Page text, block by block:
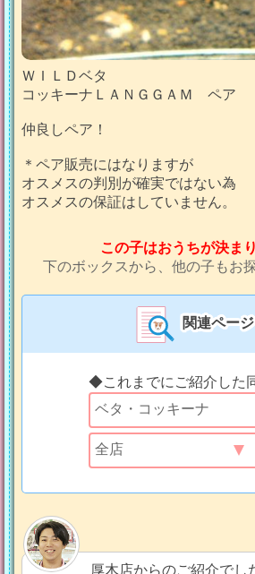
ＷＩＬＤベタ
コッキーナＬＡＮＧＧＡＭ ペア
仲良しペア！
＊ペア販売にはなりますが
オスメスの判別が確実ではない為
オスメスの保証はしていません。
この子はおうちが決ま
下のボックスから、他の子もお
関連ページ
◆これまでにご紹介した
厚木店からのご紹介でし